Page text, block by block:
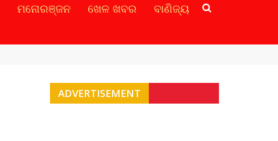
ମନୋରଞ୍ଜନ ଖେଳ ଖବର
ବାଣିଜ୍ୟ
ADVERTISEMENT